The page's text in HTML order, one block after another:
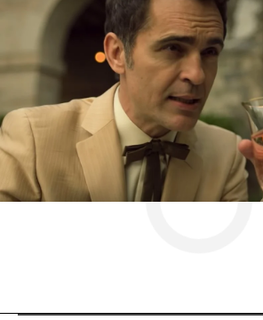
La casa de papel Berlín
ObjetivoTV » Series